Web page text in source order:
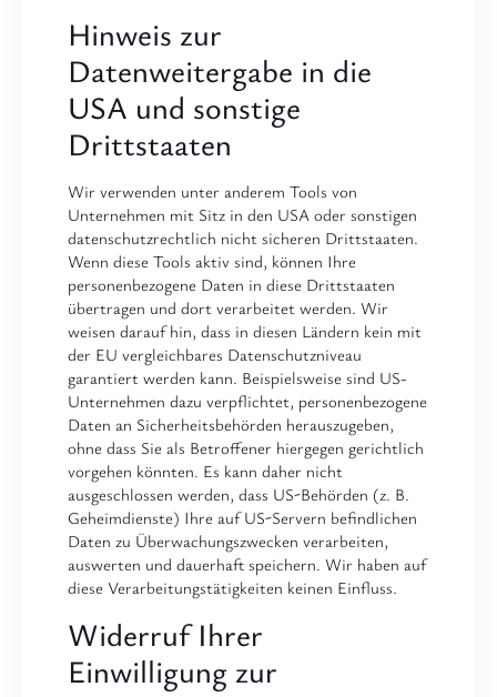
Hinweis zur
Datenweitergabe in die
USA und sonstige
Drittstaaten
Wir verwenden unter anderem Tools von
Unternehmen mit Sitz in den USA oder sonstigen
datenschutzrechtlich nicht sicheren Drittstaaten.
Wenn diese Tools aktiv sind, können Ihre
personenbezogene Daten in diese Drittstaaten
übertragen und dort verarbeitet werden. Wir
weisen darauf hin, dass in diesen Ländern kein mit
der EU vergleichbares Datenschutzniveau
garantiert werden kann. Beispielsweise sind US-
Unternehmen dazu verpflichtet, personenbezogene
Daten an Sicherheitsbehörden herauszugeben,
ohne dass Sie als Betroffener hiergegen gerichtlich
vorgehen könnten. Es kann daher nicht
ausgeschlossen werden, dass US-Behörden (z. B.
Geheimdienste) Ihre auf US-Servern befindlichen
Daten zu Überwachungszwecken verarbeiten,
auswerten und dauerhaft speichern. Wir haben auf
diese Verarbeitungstätigkeiten keinen Einfluss.
Widerruf Ihrer
Einwilligung zur